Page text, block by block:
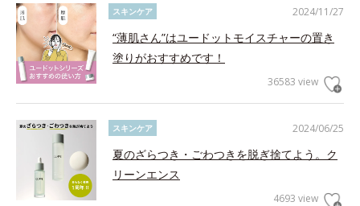
2024/11/27
スキンケア
“薄肌さん”はユードットモイスチャーの置き
塗りがおすすめです！
36583 view
2024/06/25
スキンケア
夏のざらつき・ごわつきを脱ぎ捨てよう。ク
リーンエンス
4693 view